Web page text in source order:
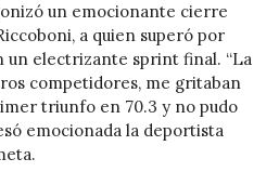
un emocionante cierre
a quien superó por
un electrizante sprint final. “La
competidores, me gritaban
triunfo en 70.3 y no pudo
emocionada la deportista